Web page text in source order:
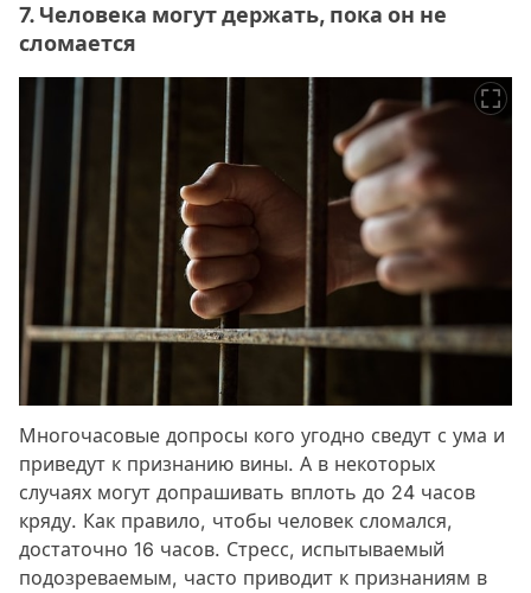
7. Человека могут держать, пока он не
сломается
Многочасовые допросы кого угодно сведут с ума и
приведут к признанию вины. А в некоторых
случаях могут допрашивать вплоть до 24 часов
кряду. Как правило, чтобы человек сломался,
достаточно 16 часов. Стресс, испытываемый
подозреваемым, часто приводит к признаниям в